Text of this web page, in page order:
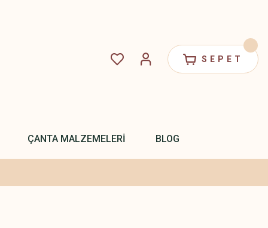
SEPET
ÇANTA MALZEMELERİ BLOG